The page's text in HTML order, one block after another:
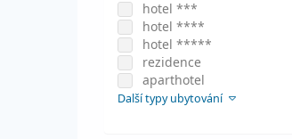
hotel ***
hotel ****
hotel *****
rezidence
aparthotel
Další typy ubytování